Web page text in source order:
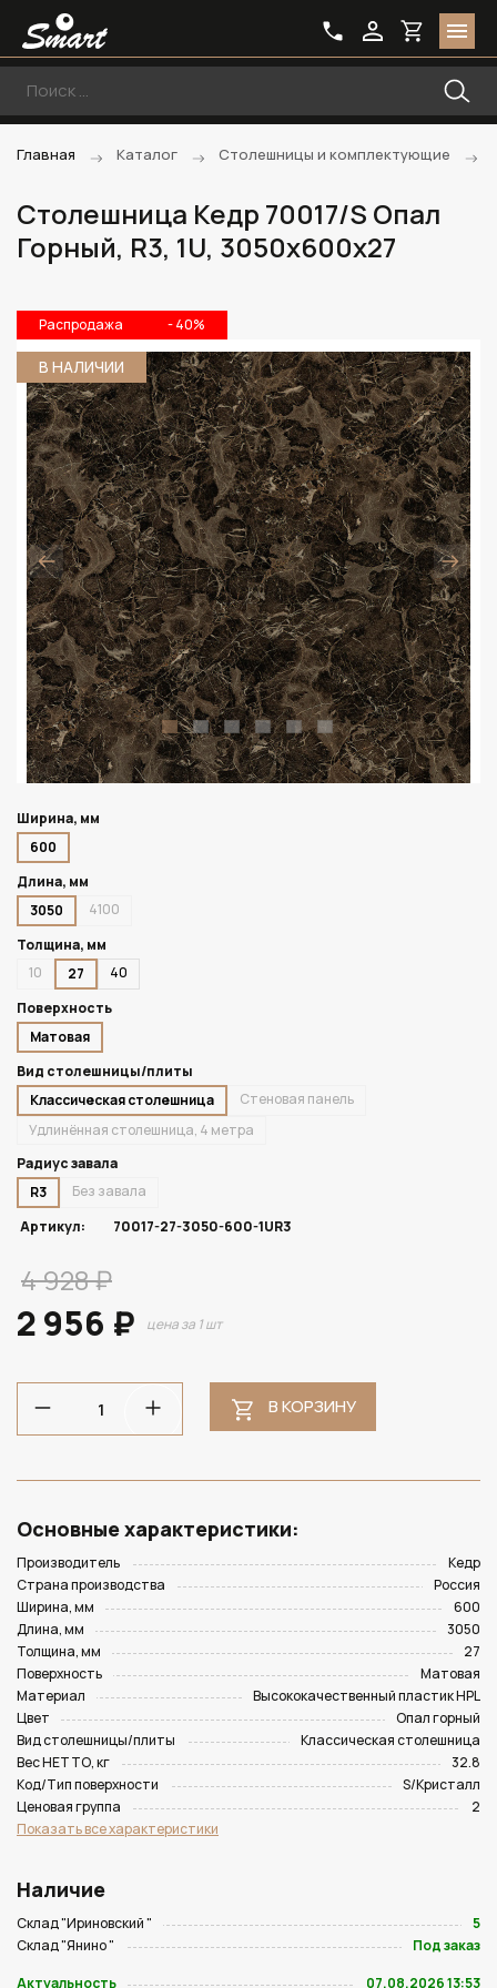
Главная Каталог Столешницы и комплектующие
Столешница Кедр 70017/S Опал
Горный, R3, 1U, 3050х600х27
Распродажа - 40%
В НАЛИЧИИ
Ширина, мм
600
Длина, мм
3050
4100
Толщина, мм
10
27
40
Поверхность
Матовая
Вид столешницы/плиты
Классическая столешница
Стеновая панель
Удлинённая столешница, 4 метра
Радиус завала
R3
Без завала
Артикул:
70017-27-3050-600-1UR3
4 928 ₽
2 956 ₽ цена за 1 шт
В КОРЗИНУ
Основные характеристики:
Производитель
Кедр
Страна производства
Россия
Ширина, мм
600
Длина, мм
3050
Толщина, мм
27
Поверхность
Матовая
Материал
Высококачественный пластик HPL
Цвет
Опал горный
Вид столешницы/плиты
Классическая столешница
Вес НЕТТО, кг
32.8
Код/Тип поверхности
S/Кристалл
Ценовая группа
2
Показать все характеристики
Наличие
Склад "Ириновский "
5
Склад "Янино "
Под заказ
Актуальность
07.08.2026 13:53